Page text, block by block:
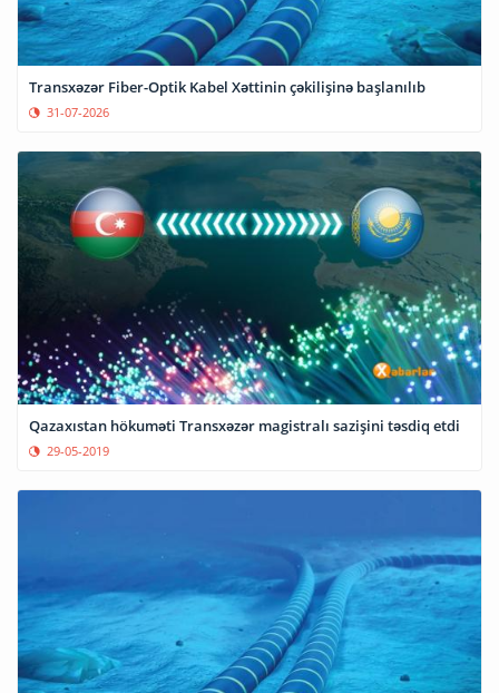
Transxəzər Fiber-Optik Kabel Xəttinin çəkilişinə başlanılıb
31-07-2026
Qazaxıstan hökuməti Transxəzər magistralı sazişini təsdiq etdi
29-05-2019